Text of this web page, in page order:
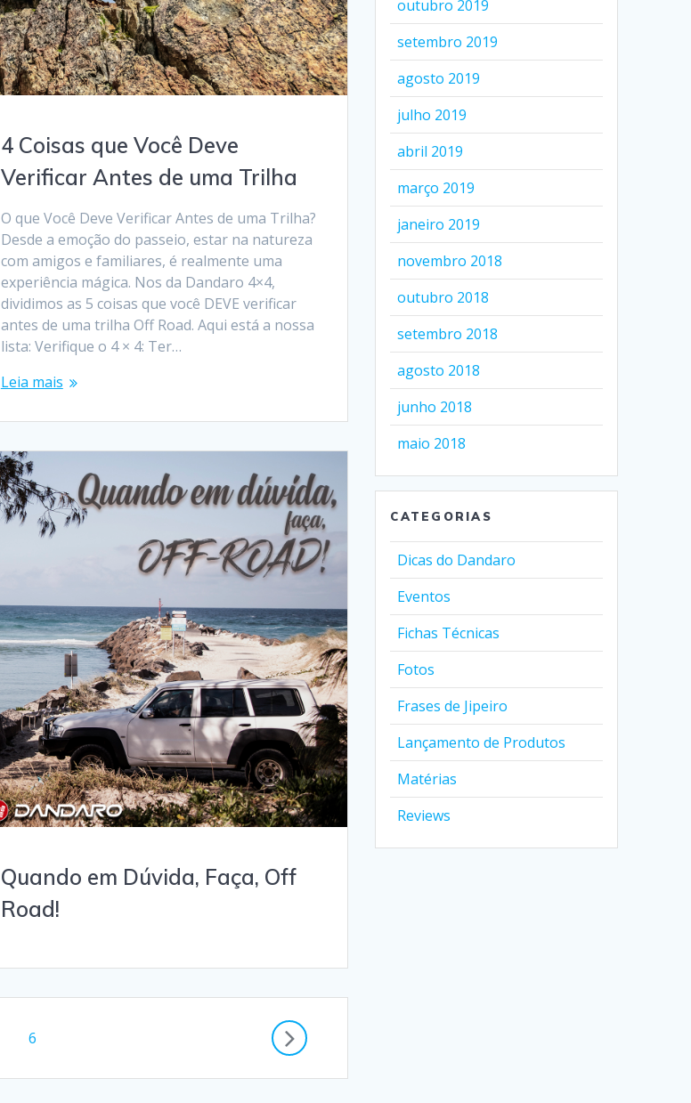
4 Coisas que Você Deve
Verificar Antes de uma Trilha
O que Você Deve Verificar Antes de uma Trilha?
Desde a emoção do passeio, estar na natureza
com amigos e familiares, é realmente uma
experiência mágica. Nos da Dandaro 4×4,
dividimos as 5 coisas que você DEVE verificar
antes de uma trilha Off Road. Aqui está a nossa
lista: Verifique o 4 × 4: Ter…
Leia mais
Quando em Dúvida, Faça, Off
Road!
Página
6
outubro 2019
setembro 2019
agosto 2019
julho 2019
abril 2019
março 2019
janeiro 2019
novembro 2018
outubro 2018
setembro 2018
agosto 2018
junho 2018
maio 2018
CATEGORIAS
Dicas do Dandaro
Eventos
Fichas Técnicas
Fotos
Frases de Jipeiro
Lançamento de Produtos
Matérias
Reviews